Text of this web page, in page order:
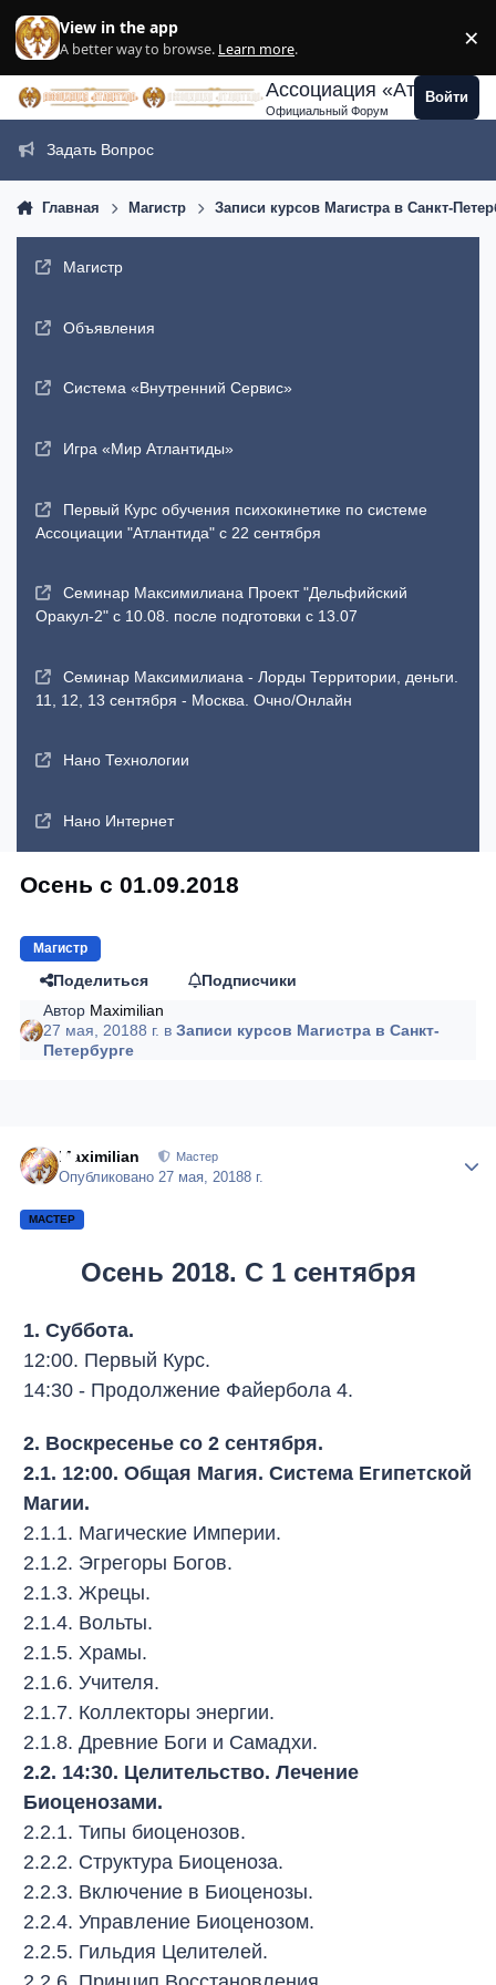
View in the app
A better way to browse. Learn more. ×
Ассоциация
Официальный Форум
Войти
Задать Вопрос
Главная Магистр Записи курсов Магистра в Санкт-
Магистр
Объявления
Система «Внутренний Сервис»
Игра «Мир Атлантиды»
Первый Курс обучения психокинетике по системе
Ассоциации "Атлантида" с 22 сентября
Семинар Максимилиана Проект "Дельфийский
Оракул-2" с 10.08. после подготовки с 13.07
Семинар Максимилиана - Лорды Территории, деньги.
11, 12, 13 сентября - Москва. Очно/Онлайн
Нано Технологии
Нано Интернет
Осень с 01.09.2018
Магистр
Поделиться
Подписчики
Автор Maximilian
27 мая, 20188 г. вЗаписи курсов Магистра в Санкт-
Петербурге
Maximilian Мастер
Опубликовано27 мая, 20188 г.
МАСТЕР
Осень 2018. С 1 сентября
1. Суббота.
12:00. Первый Курс.
14:30 - Продолжение Файербола 4.
2. Воскресенье со 2 сентября.
2.1. 12:00. Общая Магия. Система Египетской
Магии.
2.1.1. Магические Империи.
2.1.2. Эгрегоры Богов.
2.1.3. Жрецы.
2.1.4. Вольты.
2.1.5. Храмы.
2.1.6. Учителя.
2.1.7. Коллекторы энергии.
2.1.8. Древние Боги и Самадхи.
2.2. 14:30. Целительство. Лечение
Биоценозами.
2.2.1. Типы биоценозов.
2.2.2. Структура Биоценоза.
2.2.3. Включение в Биоценозы.
2.2.4. Управление Биоценозом.
2.2.5. Гильдия Целителей.